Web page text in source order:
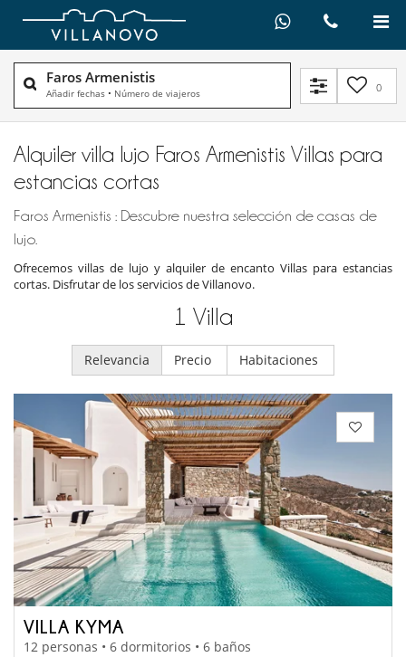
Faros Armenistis
Añadir fechas • Número de viajeros 0
Alquiler villa lujo Faros Armenistis Villas para
estancias cortas
Faros Armenistis : Descubre nuestra selección de casas de
lujo.
Ofrecemos villas de lujo y alquiler de encanto Villas para estancias
cortas. Disfrutar de los servicios de Villanovo.
1 Villa
Relevancia Precio Habitaciones
VILLA KYMA
12 personas • 6 dormitorios • 6 baños